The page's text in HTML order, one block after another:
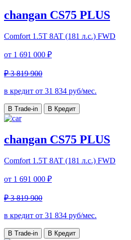
changan CS75 PLUS
Comfort 1.5T 8AT (181 л.с.) FWD
от 1 691 000 ₽
₽ 3 819 900
в кредит от 31 834 руб/мес.
В Trade-in В Кредит
changan CS75 PLUS
Comfort 1.5T 8AT (181 л.с.) FWD
от 1 691 000 ₽
₽ 3 819 900
в кредит от 31 834 руб/мес.
В Trade-in В Кредит